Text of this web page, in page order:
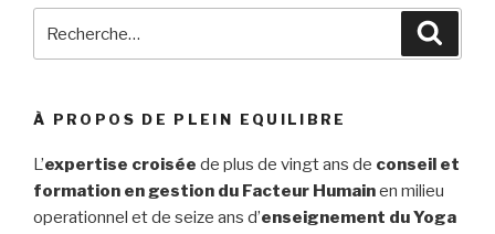
À PROPOS DE PLEIN EQUILIBRE
L’expertise croisée de plus de vingt ans de conseil et
formation en gestion du Facteur Humainen milieu
operationnel et de seize ans d’enseignement du Yoga